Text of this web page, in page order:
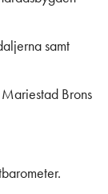
samt
Brons